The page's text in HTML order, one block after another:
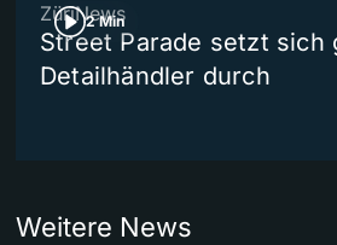
2 Min
ZüriNews
Street Parade setzt sich
Detailhändler durch
Weitere News